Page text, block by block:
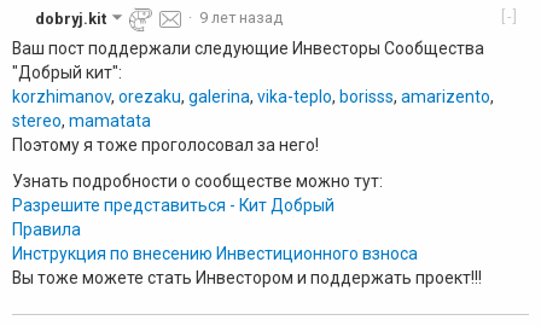
[-]
dobryj.kit · 9 лет назад
Ваш пост поддержали следующие Инвесторы Сообщества
"Добрый кит":
korzhimanov, orezaku, galerina, vika-teplo, borisss, amarizento,
stereo, mamatata
Поэтому я тоже проголосовал за него!
Узнать подробности о сообществе можно тут:
Разрешите представиться - Кит Добрый
Правила
Инструкция по внесению Инвестиционного взноса
Вы тоже можете стать Инвестором и поддержать проект!!!